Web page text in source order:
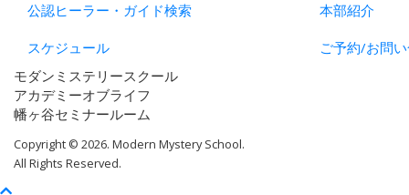
公認ヒーラー・ガイド検索
スケジュール
本部紹介
ご予約/お問
モダンミステリースクール
アカデミーオブライフ
幡ヶ谷セミナールーム
Copyright © 2026. Modern Mystery School.
All Rights Reserved.